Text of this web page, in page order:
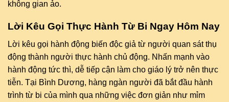
không gian ảo.
Lời Kêu Gọi Thực Hành Từ Bi Ngay Hôm Nay
Lời kêu gọi hành động biến độc giả từ người quan sát thụ
động thành người thực hành chủ động. Nhấn mạnh vào
hành động tức thì, dễ tiếp cận làm cho giáo lý trở nên thực
tiễn. Tại Bình Dương, hàng ngàn người đã bắt đầu hành
trình từ bi của mình qua những việc đơn giản như mỉm